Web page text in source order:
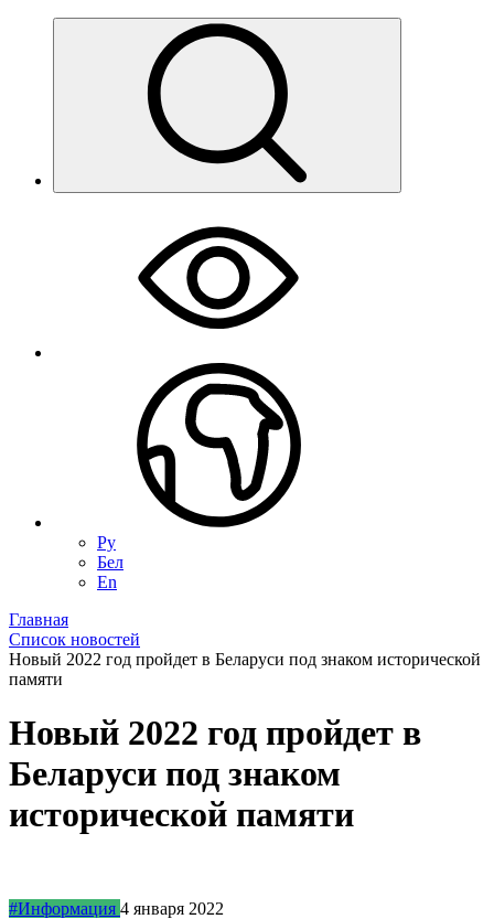
Ру
Бел
En
Главная
Список новостей
Новый 2022 год пройдет в Беларуси под знаком исторической
памяти
Новый 2022 год пройдет в
Беларуси под знаком
исторической памяти
#Информация 4 января 2022